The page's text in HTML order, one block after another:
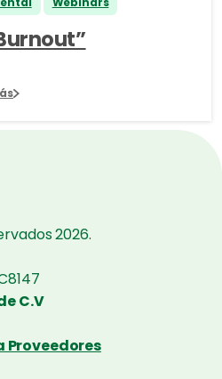
2026.
C.V
Proveedores